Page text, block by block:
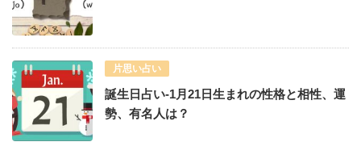
片思い占い
誕生日占い-1月21日生まれの性格と相性、運
勢、有名人は？